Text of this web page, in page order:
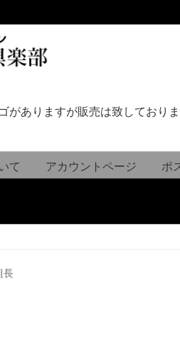
がありますが販売は致しており
て アカウントページ ポ
長